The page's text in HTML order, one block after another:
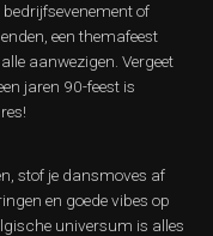
of
een themafeest
aanwezigen. Vergeet
jaren 90-feest is
stof je dansmoves af
en goede vibes op
universum is alles